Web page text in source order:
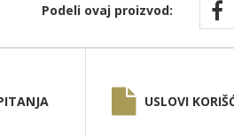
Podeli ovaj proizvod:
USLOVI